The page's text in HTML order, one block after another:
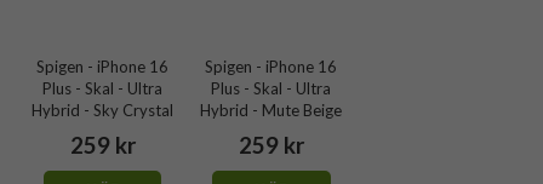
Spigen - iPhone 16
Plus - Skal - Ultra
Hybrid - Sky Crystal
259 kr
Spigen - iPhone 16
Plus - Skal - Ultra
Hybrid - Mute Beige
259 kr